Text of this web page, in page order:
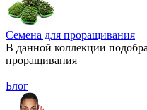
Семена для проращивания
В данной коллекции
проращивания
Блог